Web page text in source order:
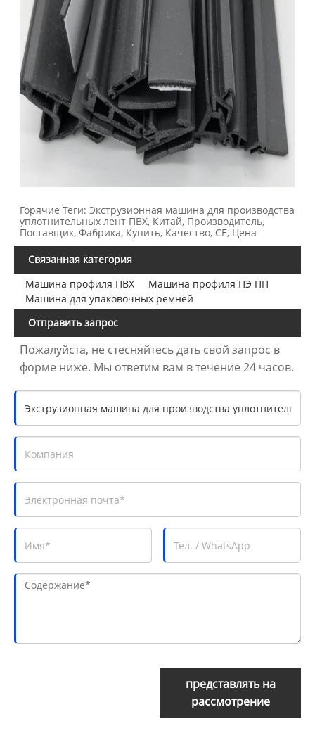
Горячие Теги: Экструзионная машина для производства
уплотнительных лент ПВХ, Китай, Производитель,
Поставщик, Фабрика, Купить, Качество, CE, Цена
Связанная категория
Машина профиля ПВХ
Машина профиля ПЭ ПП
Машина для упаковочных ремней
Отправить запрос
Пожалуйста, не стесняйтесь дать свой запрос в
форме ниже. Мы ответим вам в течение 24 часов.
представлять на
рассмотрение